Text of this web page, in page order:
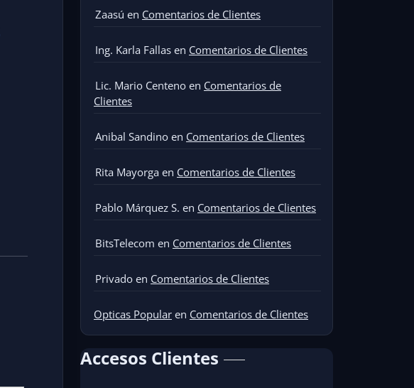
Zaasú en Comentarios de Clientes
Ing. Karla Fallas en Comentarios de Clientes
Lic. Mario Centeno en Comentarios de
Clientes
Anibal Sandino en Comentarios de Clientes
Rita Mayorga en Comentarios de Clientes
Pablo Márquez S. en Comentarios de Clientes
BitsTelecom en Comentarios de Clientes
Privado en Comentarios de Clientes
Opticas Popular en Comentarios de Clientes
Accesos Clientes